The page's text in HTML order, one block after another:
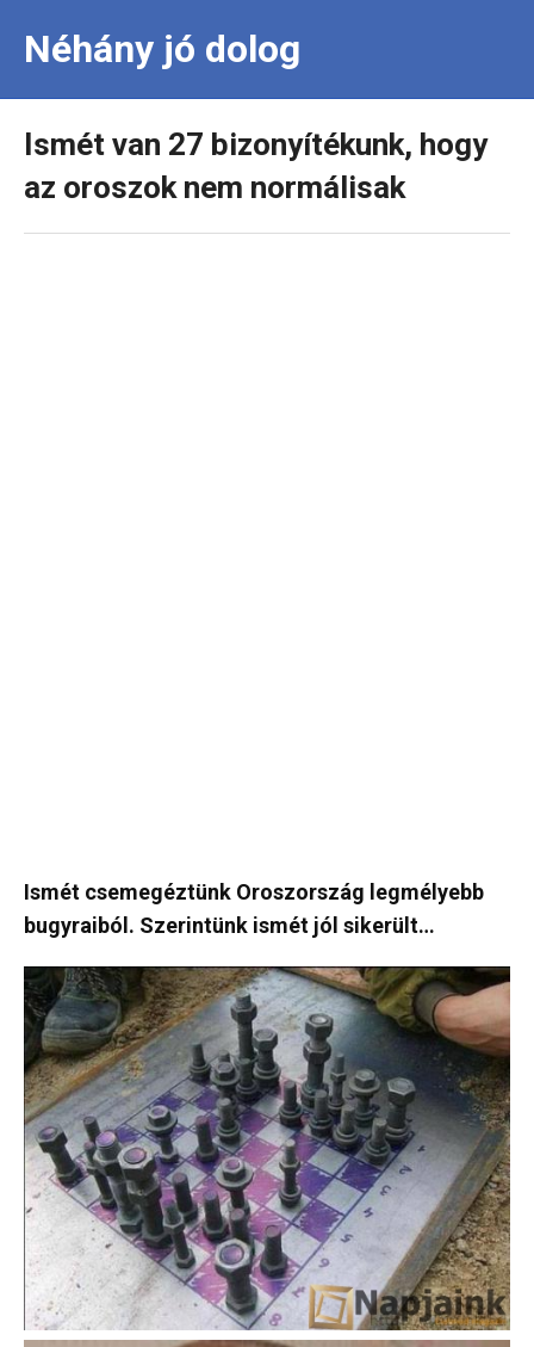
Néhány jó dolog
Ismét van 27 bizonyítékunk, hogy
az oroszok nem normálisak
Ismét csemegéztünk Oroszország legmélyebb
bugyraiból. Szerintünk ismét jól sikerült…